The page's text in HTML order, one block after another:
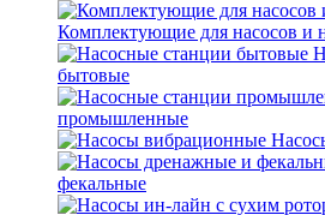
Комплектующие для насосов и
бытовые
промышленные
фекальные